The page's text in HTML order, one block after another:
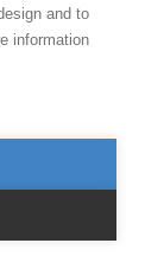
and to
information